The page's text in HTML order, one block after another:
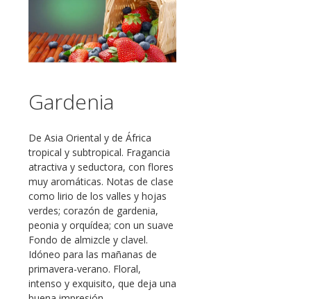
Gardenia
De Asia Oriental y de África
tropical y subtropical. Fragancia
atractiva y seductora, con flores
muy aromáticas. Notas de clase
como lirio de los valles y hojas
verdes; corazón de gardenia,
peonia y orquídea; con un suave
Fondo de almizcle y clavel.
Idóneo para las mañanas de
primavera-verano. Floral,
intenso y exquisito, que deja una